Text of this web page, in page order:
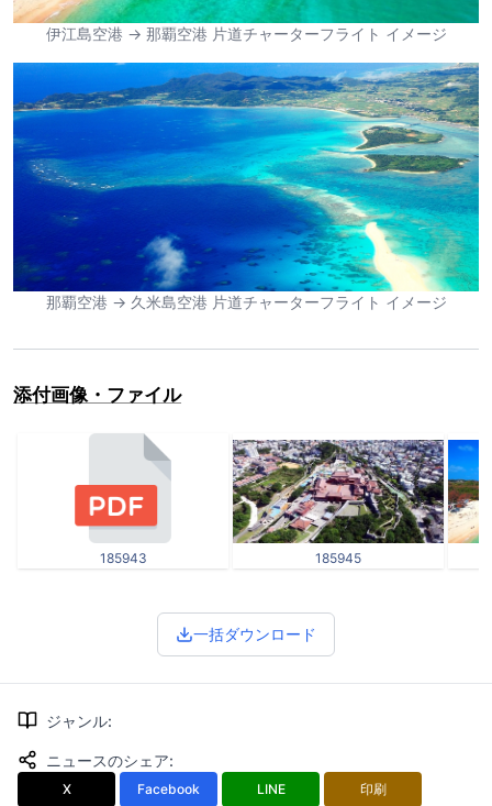
伊江島空港 → 那覇空港 片道チャーターフライト イメージ
那覇空港 → 久米島空港 片道チャーターフライト イメージ
添付画像・ファイル
185943 185945
一括ダウンロード
ジャンル:
ニュースのシェア:
X Facebook LINE 印刷